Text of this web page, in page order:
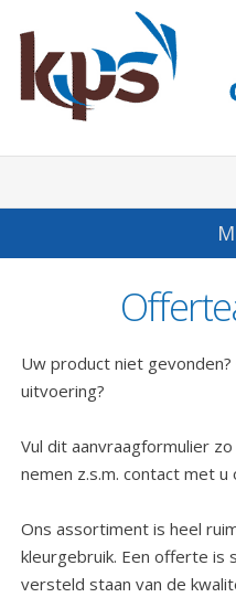
Uw product niet
uitvoering?
Vul dit aanvraagformulier
nemen z.s.m. contact met u
Ons assortiment is heel
kleurgebruik. Een offerte is
versteld staan van de